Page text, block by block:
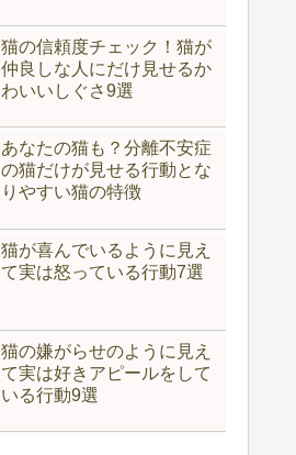
猫の信頼度チェック！猫が
仲良しな人にだけ見せるか
わいいしぐさ9選
あなたの猫も？分離不安症
の猫だけが見せる行動とな
りやすい猫の特徴
猫が喜んでいるように見え
て実は怒っている行動7選
猫の嫌がらせのように見え
て実は好きアピールをして
いる行動9選